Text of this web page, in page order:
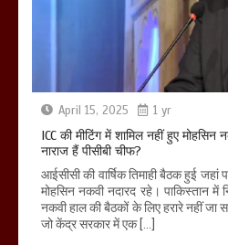
April 15, 2025 1 yr
ICC की मीटिंग में शामिल नहीं हुए
नाराज हैं पीसीबी चीफ?
आईसीसी की वार्षिक तिमाही बैठक हुई जहां
मोहसिन नकवी नदारद रहे। पाकिस्तान में
नकवी हाल की बैठकों के लिए हरारे नहीं जा
जो केंद्र सरकार में एक […]